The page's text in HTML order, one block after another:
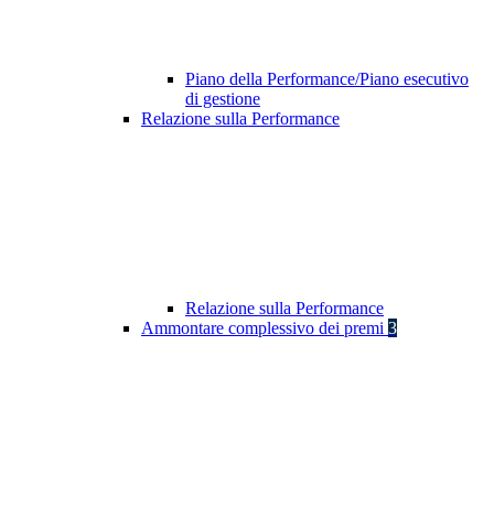
Piano della Performance/Piano esecutivo
di gestione
Relazione sulla Performance
Relazione sulla Performance
Ammontare complessivo dei premi 3